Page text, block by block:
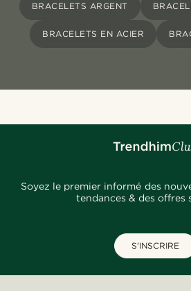
BRACELETS ARGENT
BRACELETS EN ACIER
Soyez le premier informé des
tendances & des offres
S'INSCRIRE